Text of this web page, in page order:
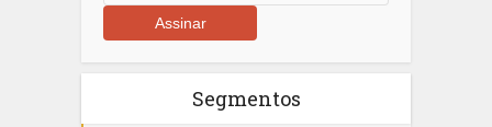
Segmentos